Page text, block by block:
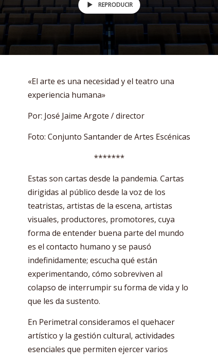
REPRODUCIR
«El arte es una necesidad y el teatro una
experiencia humana»
Por: José Jaime Argote / director
Foto: Conjunto Santander de Artes Escénicas
*******
Estas son cartas desde la pandemia. Cartas
dirigidas al público desde la voz de los
teatristas, artistas de la escena, artistas
visuales, productores, promotores, cuya
forma de entender buena parte del mundo
es el contacto humano y se pausó
indefinidamente; escucha qué están
experimentando, cómo sobreviven al
colapso de interrumpir su forma de vida y lo
que les da sustento.
En Perimetral consideramos el quehacer
artístico y la gestión cultural, actividades
esenciales que permiten ejercer varios